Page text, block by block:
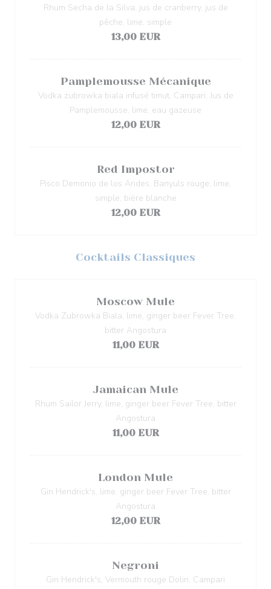
Rhum Secha de la Silva, jus de cranberry, jus de
pêche, lime, simple
13,00 EUR
Pamplemousse Mécanique
Vodka zubrowka biala infusé timut, Campari, Jus de
Pamplemousse, lime, eau gazeuse
12,00 EUR
Red Impostor
Pisco Demonio de los Andes, Banyuls rouge, lime,
simple, bière blanche
12,00 EUR
Cocktails Classiques
Moscow Mule
Vodka Zubrowka Biala, lime, ginger beer Fever Tree,
bitter Angostura
11,00 EUR
Jamaican Mule
Rhum Sailor Jerry, lime, ginger beer Fever Tree, bitter
Angostura
11,00 EUR
London Mule
Gin Hendrick's, lime, ginger beer Fever Tree, bitter
Angostura
12,00 EUR
Negroni
Gin Hendrick's, Vermouth rouge Dolin, Campari